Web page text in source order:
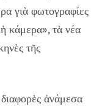
γιὰ φωτογραφίες
κάμερα», τὰ νέα
τῆς
ἀνάμεσα